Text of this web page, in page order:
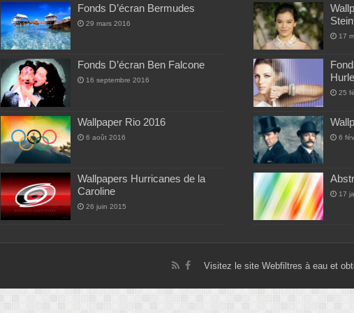
Fonds D’écran Bermudes
29 mars 2016
Fonds D’écran Ben Falcone
16 septembre 2016
Wallpaper Rio 2016
6 août 2016
Wallpapers Hurricanes de la
Caroline
26 juin 2015
17
25
6
17
Visitez le site Webfiltres à eauet